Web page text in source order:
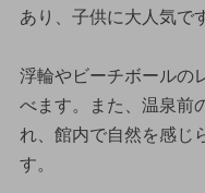
あり、子供に大人気で
浮輪やビーチボールの
べます。また、温泉前
れ、館内で自然を感じ
す。